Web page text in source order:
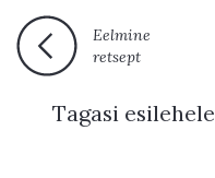
Eelmine
retsept
Tagasi esilehele